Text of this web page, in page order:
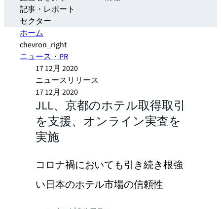
記事・レポート
セクター
ホーム
chevron_right
ニュース・PR
17 12月 2020
ニュースリリース
17 12月 2020
JLL、京都のホテル取得取引
を支援、オンライン実査を
実施
コロナ禍においても引き続き根強
い日本のホテル市場の信頼性